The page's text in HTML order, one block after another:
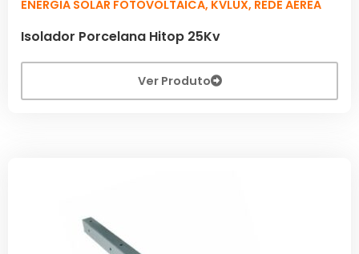
ENERGIA SOLAR FOTOVOLTAICA, KVLUX, REDE AÉREA
Isolador Porcelana Hitop 25Kv
Ver Produto